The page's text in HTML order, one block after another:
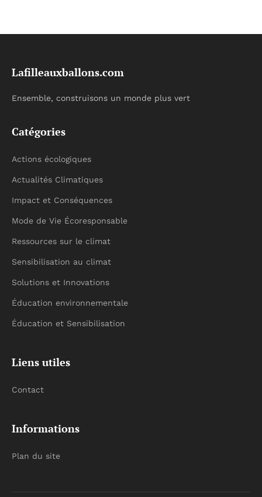
Lafilleauxballons.com
Ensemble, construisons un monde plus vert
Catégories
Actions écologiques
Actualités Climatiques
Impact et Conséquences
Mode de Vie Écoresponsable
Ressources sur le climat
Sensibilisation au climat
Solutions et Innovations
Éducation environnementale
Éducation et Sensibilisation
Liens utiles
Contact
Informations
Plan du site